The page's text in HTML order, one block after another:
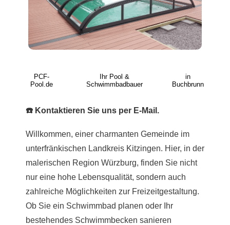
PCF-
Pool.de
Ihr Pool &
Schwimmbadbauer
in
Buchbrunn
☎️ Kontaktieren Sie uns per E-Mail.
Willkommen, einer charmanten Gemeinde im
unterfränkischen Landkreis Kitzingen. Hier, in der
malerischen Region Würzburg, finden Sie nicht
nur eine hohe Lebensqualität, sondern auch
zahlreiche Möglichkeiten zur Freizeitgestaltung.
Ob Sie ein Schwimmbad planen oder Ihr
bestehendes Schwimmbecken sanieren